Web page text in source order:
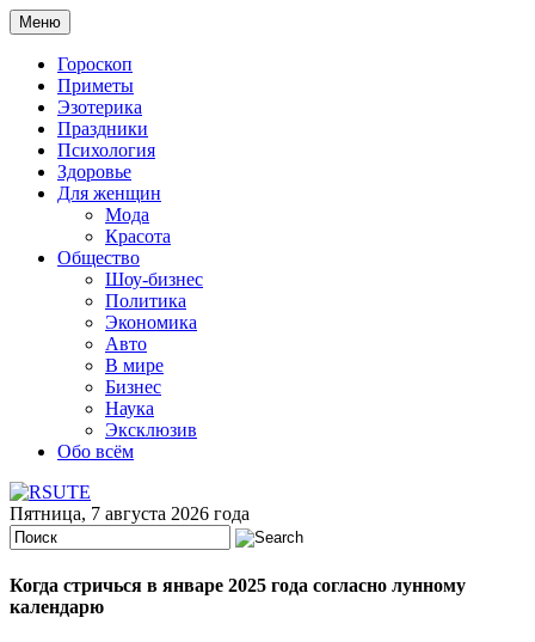
Меню
Гороскоп
Приметы
Эзотерика
Праздники
Психология
Здоровье
Для женщин
Мода
Красота
Общество
Шоу-бизнес
Политика
Экономика
Авто
В мире
Бизнес
Наука
Эксклюзив
Обо всём
Пятница, 7 августа 2026 года
Когда стричься в январе 2025 года согласно лунному
календарю